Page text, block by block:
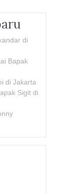
di
Bapak
di Jakarta
Sigit di